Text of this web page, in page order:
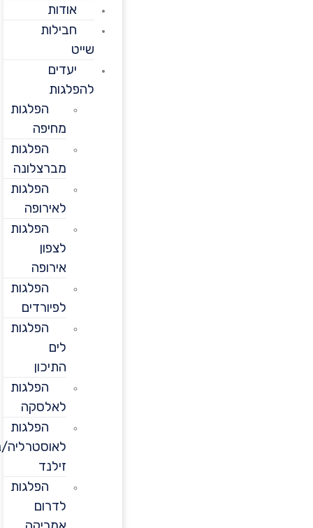
אודות
חבילות
יעדים
להפלגות
הפלגות
מחיפה
הפלגות
מברצלונה
הפלגות
לאירופה
הפלגות
אירופה
הפלגות
לפיורדים
הפלגות
התיכון
הפלגות
לאלסקה
הפלגות
לאוסטרליה/ניו
הפלגות
לדרום